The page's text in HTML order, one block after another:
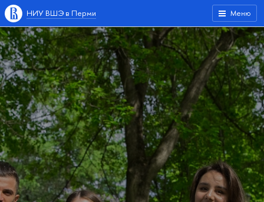
Меню
НИУ ВШЭ в Перми